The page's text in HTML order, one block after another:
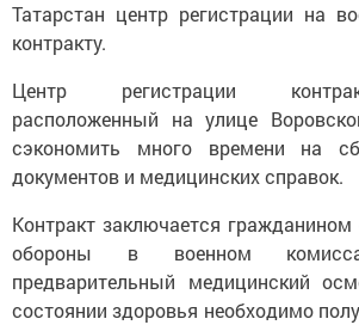
Татарстан центр регистрации на
контракту.
Центр регистрации
расположенный на улице
сэкономить много времени на
документов и медицинских справок.
Контракт заключается
обороны в военном
предварительный медицинский
состоянии здоровья необходимо